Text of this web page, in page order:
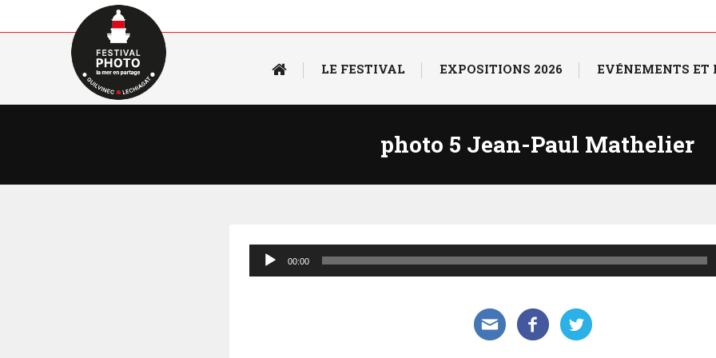
LE FESTIVAL EXPOSITIONS 2026 EVÉNEMENTS ET
photo 5 Jean-Paul Mathelier
Lecteur
audio
00:00